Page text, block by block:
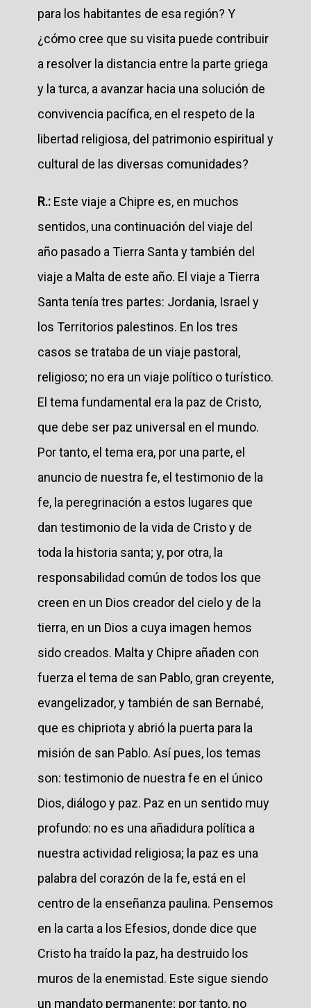
para los habitantes de esa región? Y
¿cómo cree que su visita puede contribuir
a resolver la distancia entre la parte griega
y la turca, a avanzar hacia una solución de
convivencia pacífica, en el respeto de la
libertad religiosa, del patrimonio espiritual y
cultural de las diversas comunidades?
R.: Este viaje a Chipre es, en muchos
sentidos, una continuación del viaje del
año pasado a Tierra Santa y también del
viaje a Malta de este año. El viaje a Tierra
Santa tenía tres partes: Jordania, Israel y
los Territorios palestinos. En los tres
casos se trataba de un viaje pastoral,
religioso; no era un viaje político o turístico.
El tema fundamental era la paz de Cristo,
que debe ser paz universal en el mundo.
Por tanto, el tema era, por una parte, el
anuncio de nuestra fe, el testimonio de la
fe, la peregrinación a estos lugares que
dan testimonio de la vida de Cristo y de
toda la historia santa; y, por otra, la
responsabilidad común de todos los que
creen en un Dios creador del cielo y de la
tierra, en un Dios a cuya imagen hemos
sido creados. Malta y Chipre añaden con
fuerza el tema de san Pablo, gran creyente,
evangelizador, y también de san Bernabé,
que es chipriota y abrió la puerta para la
misión de san Pablo. Así pues, los temas
son: testimonio de nuestra fe en el único
Dios, diálogo y paz. Paz en un sentido muy
profundo: no es una añadidura política a
nuestra actividad religiosa; la paz es una
palabra del corazón de la fe, está en el
centro de la enseñanza paulina. Pensemos
en la carta a los Efesios, donde dice que
Cristo ha traído la paz, ha destruido los
muros de la enemistad. Este sigue siendo
un mandato permanente; por tanto, no